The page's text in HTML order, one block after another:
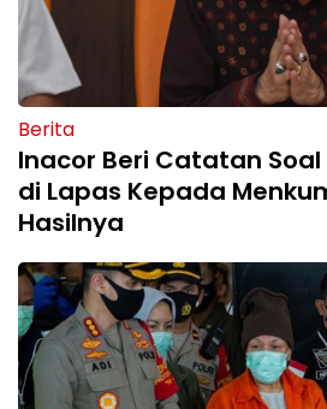
Berita
Inacor Beri Catatan
di Lapas Kepada
Hasilnya